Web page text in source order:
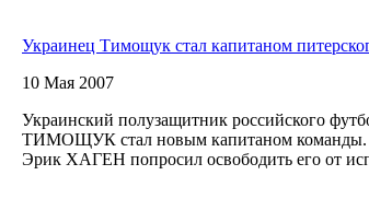
Украинец Тимощук стал капитаном
10 Мая 2007
Украинский полузащитник российского
ТИМОЩУК стал новым капитаном команды.
Эрик ХАГЕН попросил освободить его от